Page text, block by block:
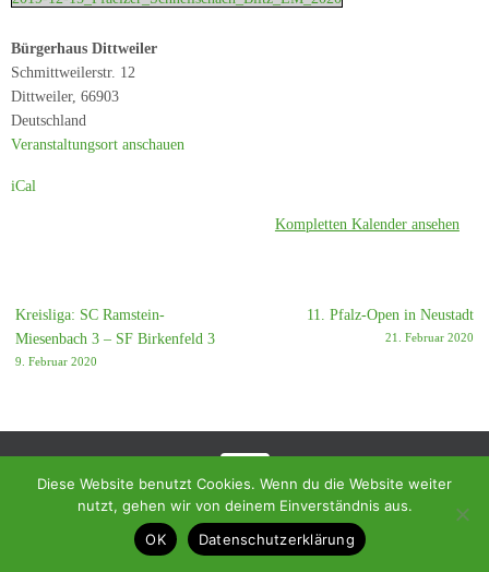
Bürgerhaus Dittweiler
Schmittweilerstr. 12
Dittweiler, 66903
Deutschland
Veranstaltungsort anschauen
iCal
Kompletten Kalender ansehen
Kreisliga: SC Ramstein-
Miesenbach 3 – SF Birkenfeld 3
9. Februar 2020
11. Pfalz-Open in Neustadt
21. Februar 2020
© 2018 - Homepage des SC Ramstein-Miesenbach
Präsentiert vonTempera
Diese Website benutzt Cookies. Wenn du die Website weiter
nutzt, gehen wir von deinem Einverständnis aus.
OK
Datenschutzerklärung